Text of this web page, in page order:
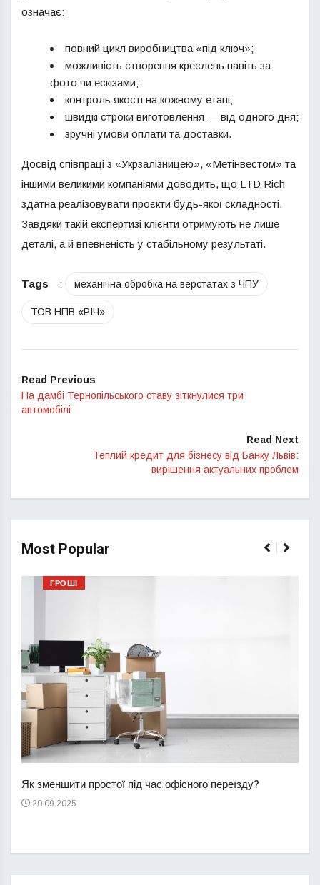
означає:
повний цикл виробництва «під ключ»;
можливість створення креслень навіть за
фото чи ескізами;
контроль якості на кожному етапі;
швидкі строки виготовлення — від одного дня;
зручні умови оплати та доставки.
Досвід співпраці з «Укрзалізницею», «Метінвестом» та
іншими великими компаніями доводить, що LTD Rich
здатна реалізовувати проєкти будь-якої складності.
Завдяки такій експертизі клієнти отримують не лише
деталі, а й впевненість у стабільному результаті.
Tags : механічна обробка на верстатах з ЧПУ
ТОВ НПВ «РІЧ»
Read Previous
На дамбі Тернопільського ставу зіткнулися три
автомобілі
Read Next
Теплий кредит для бізнесу від Банку Львів:
вирішення актуальних проблем
Most Popular
ГРОШІ
Як зменшити простої під час офісного переїзду?
20.09.2025